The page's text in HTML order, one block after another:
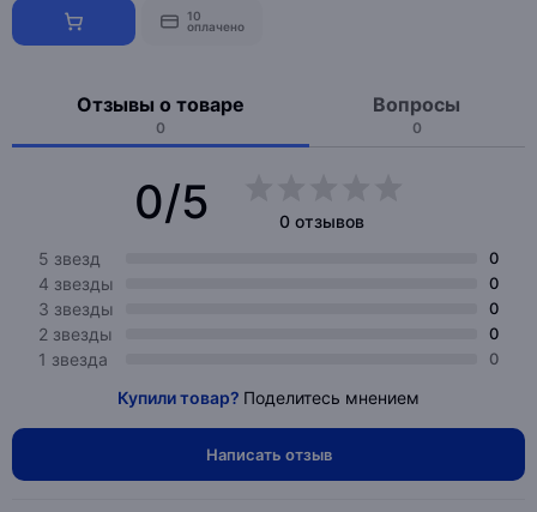
10
оплачено
Отзывы о товаре
0
Вопросы
0
0/5
0 отзывов
5 звезд
0
4 звезды 0
3 звезды 0
2 звезды 0
1 звезда 0
Купили товар? Поделитесь мнением
Написать отзыв